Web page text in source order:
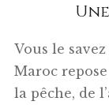
Vous le
Maroc
la pêche, de